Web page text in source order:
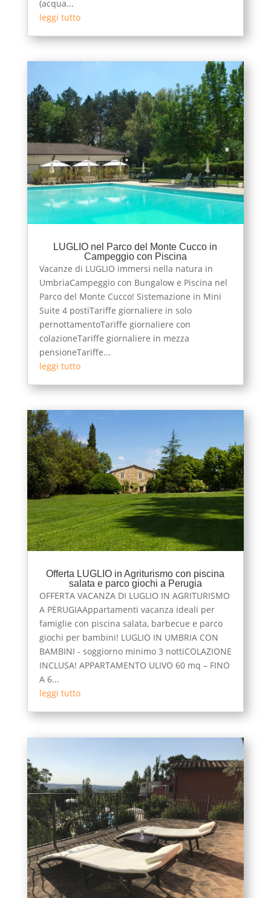
(acqua...
leggi tutto
LUGLIO nel Parco del Monte Cucco in
Campeggio con Piscina
Vacanze di LUGLIO immersi nella natura in
UmbriaCampeggio con Bungalow e Piscina nel
Parco del Monte Cucco! Sistemazione in Mini
Suite 4 postiTariffe giornaliere in solo
pernottamentoTariffe giornaliere con
colazioneTariffe giornaliere in mezza
pensioneTariffe...
leggi tutto
Offerta LUGLIO in Agriturismo con piscina
salata e parco giochi a Perugia
OFFERTA VACANZA DI LUGLIO IN AGRITURISMO
A PERUGIAAppartamenti vacanza ideali per
famiglie con piscina salata, barbecue e parco
giochi per bambini! LUGLIO IN UMBRIA CON
BAMBINI - soggiorno minimo 3 nottiCOLAZIONE
INCLUSA! APPARTAMENTO ULIVO 60 mq – FINO
A 6...
leggi tutto